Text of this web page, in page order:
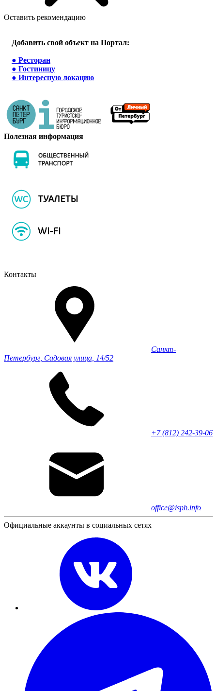
Оставить рекомендацию
Добавить свой объект на Портал:
● Ресторан
● Гостиницу
● Интересную локацию
Полезная информация
Контакты
Санкт-
Петербург, Садовая улица, 14/52
+7 (812) 242-39-06
office@ispb.info
Официальные аккаунты в социальных сетях